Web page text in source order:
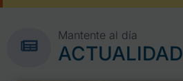
Mantente al día
ACTUALIDAD